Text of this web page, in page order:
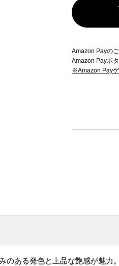
Amazon Payの
Amazon Payボ
※Amazon Payゲ
のある発色と上品な艶感が魅力。